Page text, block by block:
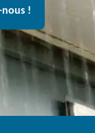
nous !